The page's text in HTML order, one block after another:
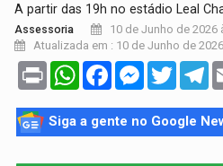
A partir das 19h no estádio Leal
Assessoria
10 de Junho de 2026
Atualizada em : 10 de Junho de
Print WhatsAppFacebookMessenger
Twitter
Siga a gente no Google